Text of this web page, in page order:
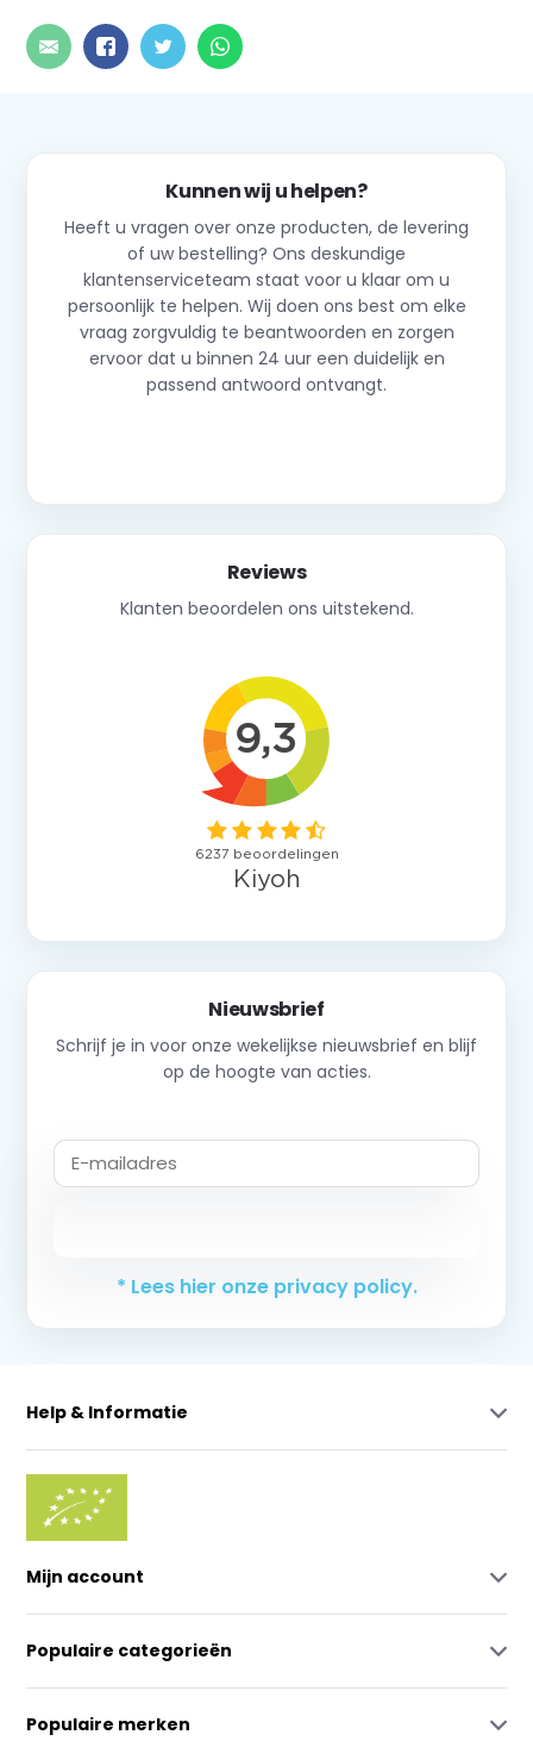
Kunnen wij u helpen?
Heeft u vragen over onze producten, de levering
of uw bestelling? Ons deskundige
klantenserviceteam staat voor u klaar om u
persoonlijk te helpen. Wij doen ons best om elke
vraag zorgvuldig te beantwoorden en zorgen
ervoor dat u binnen 24 uur een duidelijk en
passend antwoord ontvangt.
Reviews
Klanten beoordelen ons uitstekend.
Nieuwsbrief
Schrijf je in voor onze wekelijkse nieuwsbrief en blijf
op de hoogte van acties.
* Lees hier onze privacy policy.
Help & Informatie
Mijn account
Populaire categorieën
Populaire merken